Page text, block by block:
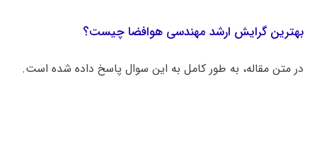
بهترین گرایش ارشد مهندسی هوافضا چیست؟
در متن مقاله، به طور کامل به این سوال پاسخ داده شده است.